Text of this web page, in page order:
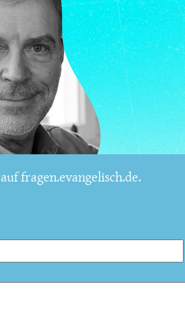
fragen.evangelisch.de.